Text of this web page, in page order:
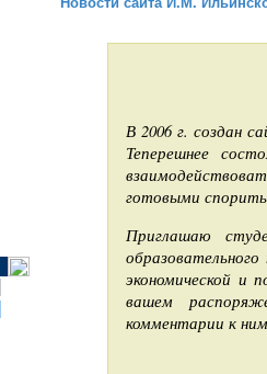
В 2006 г. создан
Теперешнее
готовыми
Приглашаю
экономической и
вашем
комментарии к